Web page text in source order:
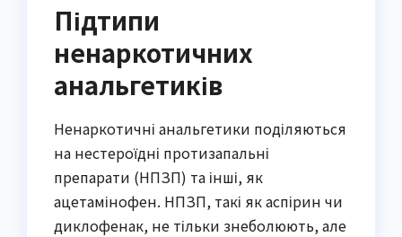
Підтипи
ненаркотичних
анальгетиків
Ненаркотичні анальгетики поділяються
на нестероїдні протизапальні
препарати (НПЗП) та інші, як
ацетамінофен. НПЗП, такі як аспірин чи
диклофенак, не тільки знеболюють, але